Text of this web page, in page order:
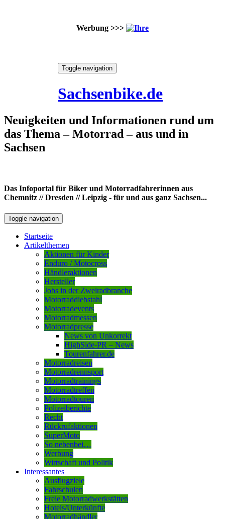
Werbung >>>
Toggle navigation
Sachsenbike.de
Neuigkeiten und Informationen rund um
das Thema – Motorrad – aus und in
Sachsen
Das Infoportal für Biker und Motorradfahrerinnen aus
Chemnitz // Dresden // Leipzig - für und aus ganz Sachsen...
Toggle navigation
Startseite
Artikelthemen
Aktionen für Kinder
Enduro / Motocross
Händleraktionen
Hersteller
Jobs in der Zweiradbranche
Motorraddiebstahl
Motorradevents
Motorradmessen
Motorradpresse
News von Unkorrekt
HighSide-PR – News
Tourenfahrer.de
Motorradreisen
Motorradrennsport
Motorradtrainings
Motorradtreffen
Motorradtouren
Polizeiberichte
Recht
Rückrufaktionen
SuperMoto
So nebenbei…
Werbung
Wirtschaft und Politik
Interessantes
Ausflugziele
Fahrschulen
Freie Motorradwerkstätten
Hotels/Unterkünfte
Motorradhändler